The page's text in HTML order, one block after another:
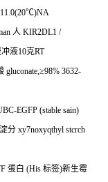
℃)NA
人 KIR2DL1 /
液10克RT
gluconate,≥98% 3632-
EGFP (stable sain)
分 xy7noxyqthyl stcrch
蛋白 (His 标签)新生霉